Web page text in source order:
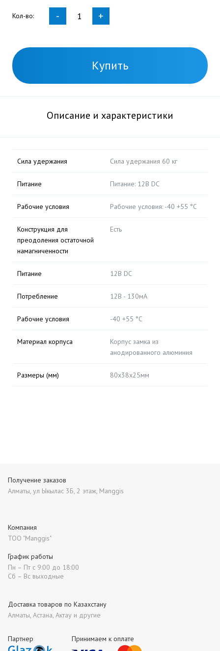
Кол-во: - +
Купить
Описание и характеристики
Сила удержания Сила удержания 60 кг
Питание Питание: 12В DC
Рабочие условия Рабочие условия: -40 +55 °С
Конструкция для
преодоления остаточной
намагниченности
Есть
Питание 12В DC
Потребление 12В - 130мА
Рабочие условия -40 +55 °С
Материал корпуса
Корпус замка из
анодированного алюминия
Размеры (мм) 80х38х25мм
Партнер Принимаем к оплате
Получение заказов
Алматы, ул Ыкылас 3Б, 2 этаж, Manggis
Компания
ТОО "Manggis"
Доставка товаров по Казахстану
Алматы, Астана, Актау и другие
График работы
Пн – Пт с 9:00 до 18:00
Сб – Вс выходные